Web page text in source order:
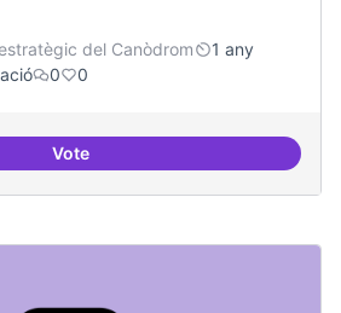
del Canòdrom
1 any
0 0
VoteÀrees de formació definides i